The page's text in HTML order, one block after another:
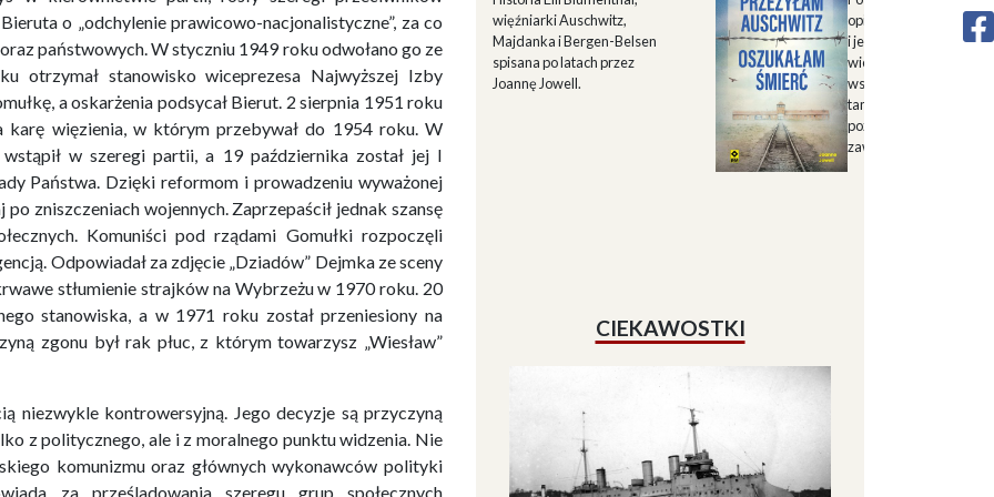
o „odchylenie prawicowo-nacjonalistyczne”, za co
państwowych. W styczniu 1949 roku odwołano go ze
otrzymał stanowisko wiceprezesa Najwyższej Izby
a oskarżenia podsycał Bierut. 2 sierpnia 1951 roku
karę więzienia, w którym przebywał do 1954 roku. W
w szeregi partii, a 19 października został jej I
Państwa. Dzięki reformom i prowadzeniu wyważonej
zniszczeniach wojennych. Zaprzepaścił jednak szansę
Komuniści pod rządami Gomułki rozpoczęli
Odpowiadał za zdjęcie „Dziadów” Dejmka ze sceny
stłumienie strajków na Wybrzeżu w 1970 roku. 20
stanowiska, a w 1971 roku został przeniesiony na
zgonu był rak płuc, z którym towarzysz „Wiesław”
niezwykle kontrowersyjną. Jego decyzje są przyczyną
z politycznego, ale i z moralnego punktu widzenia. Nie
komunizmu oraz głównych wykonawców polityki
za prześladowania szeregu grup społecznych
więźniarki Auschwitz,
Majdanka i Bergen-Belsen
spisana po latach przez
Joannę Jowell.
opisu historii Górnego
i jego mieszkańców w
wieku oraz zapisu
wspomnień
tamtych terenów, które
pozwalają lepiej
zawiłe koleje losu
CIEKAWOSTKI